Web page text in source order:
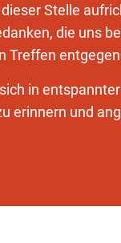
Stelle
die uns
Treffen
in
erinnern und